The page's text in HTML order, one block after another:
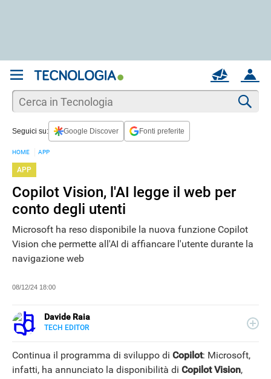
ACCOUNT
MAIL
Seguici su: Google Discover Fonti preferite
HOME APP
APP
Copilot Vision, l'AI legge il web per
conto degli utenti
Microsoft ha reso disponibile la nuova funzione Copilot
Vision che permette all'AI di affiancare l'utente durante la
navigazione web
08/12/24 18:00
Davide Raia
TECH EDITOR
editoriali italiane e si occupa principalmente di tecnologia,
in tutte le sue forme. Appassionato di viaggi, vive tra
Napoli e la Grecia.
Continua il programma di sviluppo di Copilot: Microsoft,
infatti, ha annunciato la disponibilità di Copilot Vision,